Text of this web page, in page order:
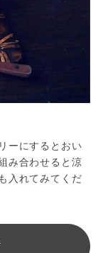
ーにするとおい
み合わせると涼
入れてみてくだ